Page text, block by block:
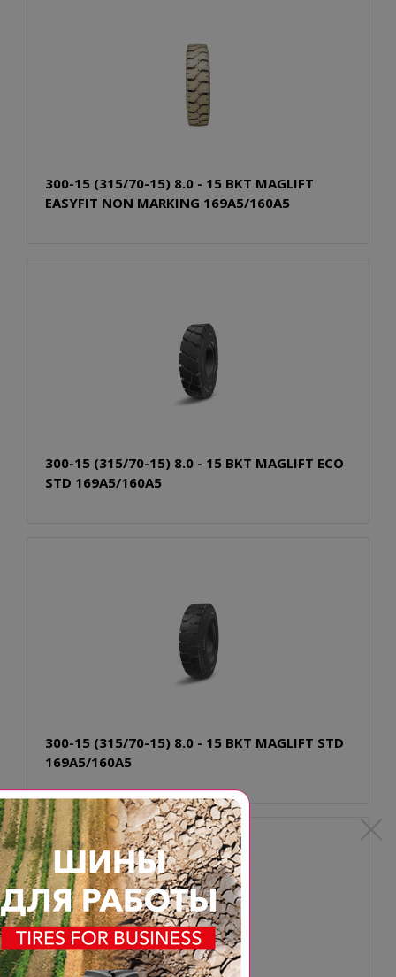
300-15 (315/70-15) 8.0 - 15 BKT MAGLIFT
EASYFIT NON MARKING 169A5/160A5
300-15 (315/70-15) 8.0 - 15 BKT MAGLIFT ECO
STD 169A5/160A5
300-15 (315/70-15) 8.0 - 15 BKT MAGLIFT STD
169A5/160A5